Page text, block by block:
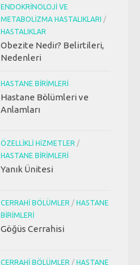
ENDOKRINOLOJI VE
METABOLIZMA HASTALIKLARI /
HASTALIKLAR
Obezite Nedir? Belirtileri,
Nedenleri
HASTANE BIRIMLERI
Hastane Bölümleri ve
Anlamları
ÖZELLIKLI HIZMETLER /
HASTANE BIRIMLERI
Yanık Ünitesi
CERRAHI BÖLÜMLER / HASTANE
BIRIMLERI
Göğüs Cerrahisi
CERRAHI BÖLÜMLER / HASTANE